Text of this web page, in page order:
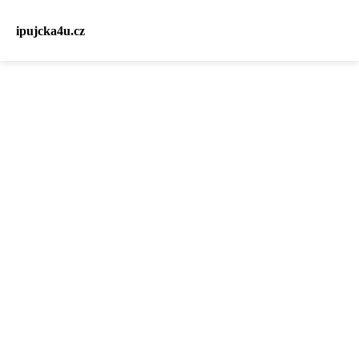
ipujcka4u.cz